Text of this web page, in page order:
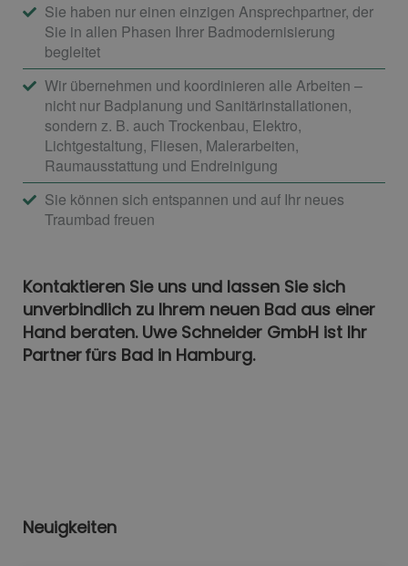
Sie haben nur einen einzigen Ansprechpartner, der
Sie in allen Phasen Ihrer Badmodernisierung
begleitet
Wir übernehmen und koordinieren alle Arbeiten –
nicht nur Badplanung und Sanitärinstallationen,
sondern z. B. auch Trockenbau, Elektro,
Lichtgestaltung, Fliesen, Malerarbeiten,
Raumausstattung und Endreinigung
Sie können sich entspannen und auf Ihr neues
Traumbad freuen
Kontaktieren Sie uns und lassen Sie sich
unverbindlich zu Ihrem neuen Bad aus einer
Hand beraten. Uwe Schneider GmbH ist Ihr
Partner fürs Bad in Hamburg.
Neuigkeiten